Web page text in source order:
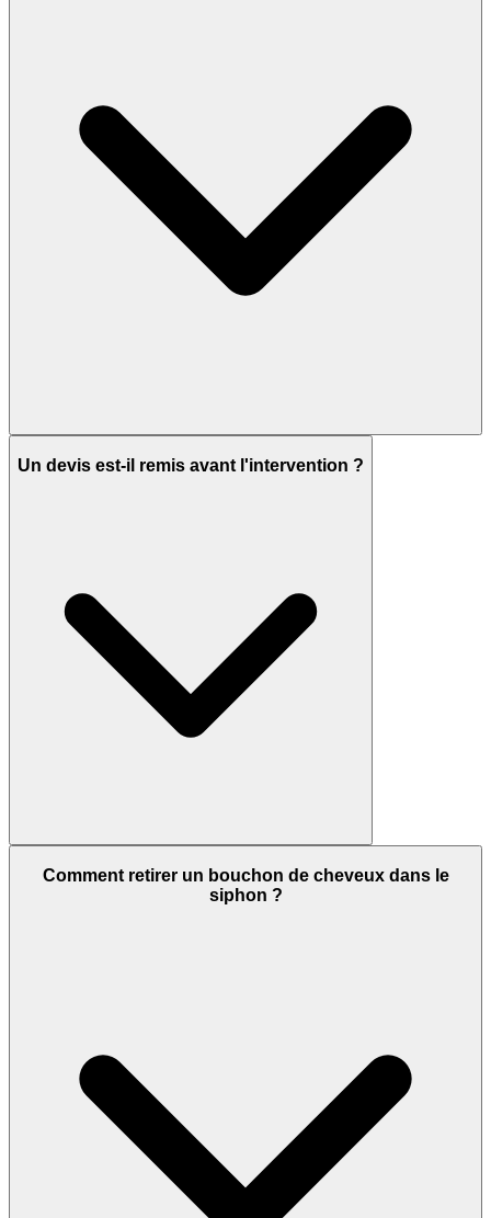
Un devis est-il remis avant l'intervention ?
Comment retirer un bouchon de cheveux dans le
siphon ?